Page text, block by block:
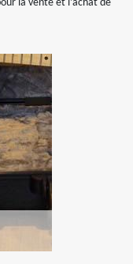
la vente et l’achat de